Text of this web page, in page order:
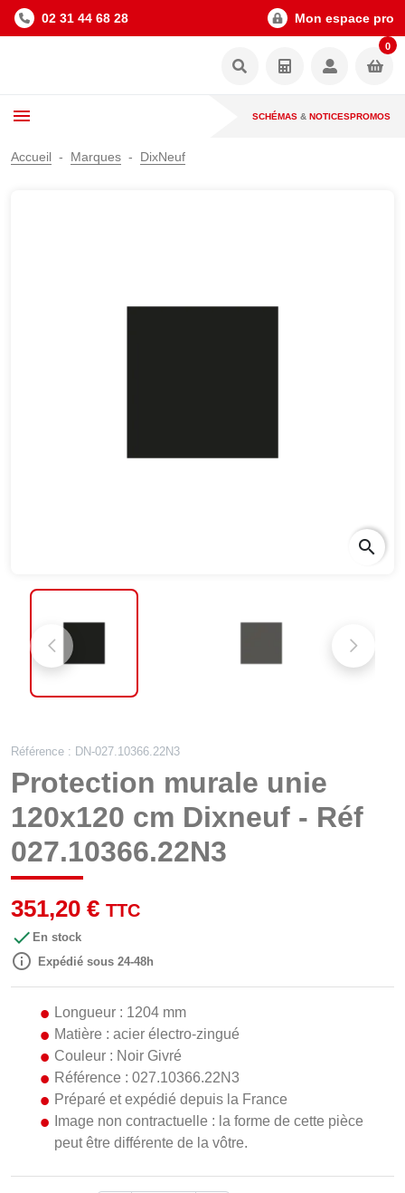
02 31 44 68 28 Mon espace pro
0
SCHÉMAS & NOTICESPROMOS
Accueil Marques DixNeuf
Référence : DN-027.10366.22N3
Protection murale unie
120x120 cm Dixneuf - Réf
027.10366.22N3
351,20 € TTC
 En stock
 Expédié sous 24-48h
Longueur : 1204 mm
Matière : acier électro-zingué
Couleur : Noir Givré
Référence : 027.10366.22N3
Préparé et expédié depuis la France
Image non contractuelle : la forme de cette pièce
peut être différente de la vôtre.